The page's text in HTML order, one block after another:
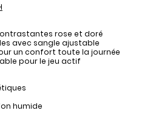
rose et doré
avec sangle ajustable
un confort toute la journée
pour le jeu actif
humide